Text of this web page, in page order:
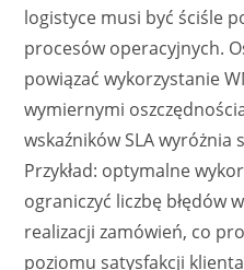
logistyce musi być ściśle
procesów operacyjnych.
powiązać wykorzystanie
wymiernymi
wskaźników SLA wyróżnia
Przykład: optymalne
ograniczyć liczbę błędów
realizacji zamówień, co
poziomu satysfakcji